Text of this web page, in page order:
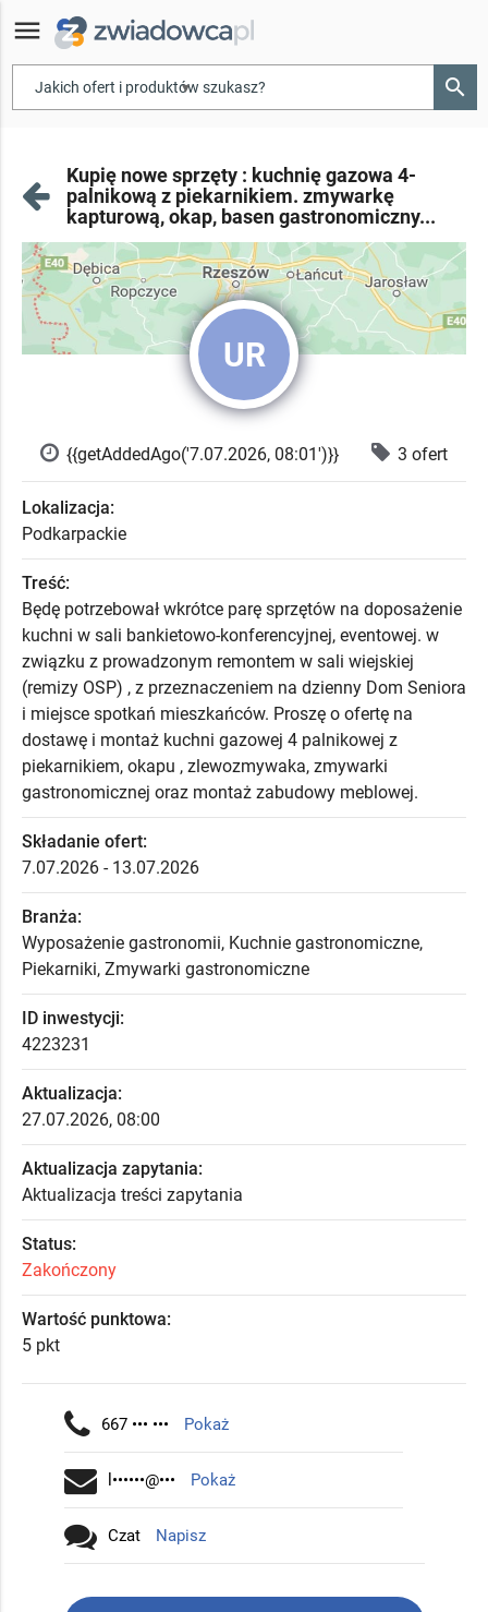
menu
▾ search
Kupię nowe sprzęty : kuchnię gazowa 4-
palnikową z piekarnikiem. zmywarkę
kapturową, okap, basen gastronomiczny...
UR
{{getAddedAgo('7.07.2026, 08:01')}} 3 ofert
Lokalizacja:
Podkarpackie
Treść:
Będę potrzebował wkrótce parę sprzętów na doposażenie
kuchni w sali bankietowo-konferencyjnej, eventowej. w
związku z prowadzonym remontem w sali wiejskiej
(remizy OSP) , z przeznaczeniem na dzienny Dom Seniora
i miejsce spotkań mieszkańców. Proszę o ofertę na
dostawę i montaż kuchni gazowej 4 palnikowej z
piekarnikiem, okapu , zlewozmywaka, zmywarki
gastronomicznej oraz montaż zabudowy meblowej.
Składanie ofert:
7.07.2026 - 13.07.2026
Branża:
Wyposażenie gastronomii, Kuchnie gastronomiczne,
Piekarniki, Zmywarki gastronomiczne
ID inwestycji:
4223231
Aktualizacja:
27.07.2026, 08:00
Aktualizacja zapytania:
Aktualizacja treści zapytania
Status:
Zakończony
Wartość punktowa:
5 pkt
667 ••• ••• Pokaż
l••••••@••• Pokaż
Czat Napisz